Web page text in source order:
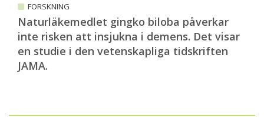
FORSKNING
Naturläkemedlet gingko biloba påverkar
inte risken att insjukna i demens. Det visar
en studie i den vetenskapliga tidskriften
JAMA.